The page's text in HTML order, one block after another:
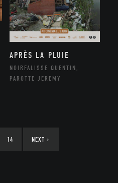
APRÈS LA PLUIE
NOIRFALISSE QUENTIN,
PAROTTE JEREMY
14 NEXT ›